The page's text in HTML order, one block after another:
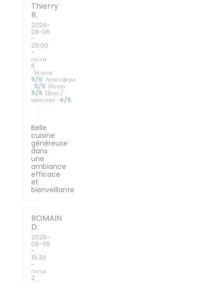
Thierry
R
2026-
08-06
-
20:00
-
гости
6
Услуги :
5/5 Атмосфера
: 5/5 Меню :
5/5 Цена /
качество : 4/5
Belle
cuisine
généreuse
dans
une
ambiance
efficace
et
bienveillante
ROMAIN
D
2026-
08-05
-
19:30
-
гости
2